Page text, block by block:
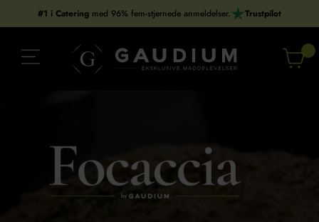
#1 i Catering med 96% fem-stjernede anmeldelser. Trustpilot